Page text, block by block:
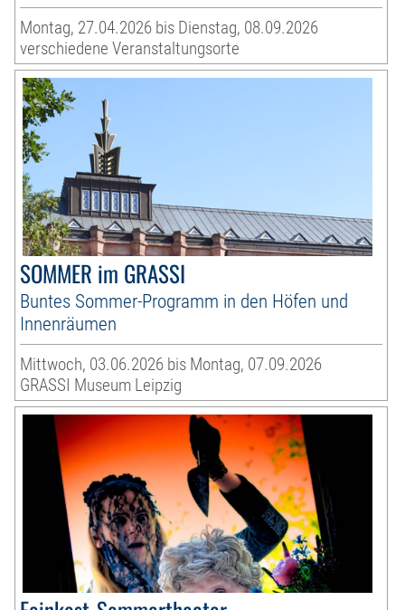
Montag, 27.04.2026 bis Dienstag, 08.09.2026
verschiedene Veranstaltungsorte
SOMMER im GRASSI
Buntes Sommer-Programm in den Höfen und
Innenräumen
Mittwoch, 03.06.2026 bis Montag, 07.09.2026
GRASSI Museum Leipzig